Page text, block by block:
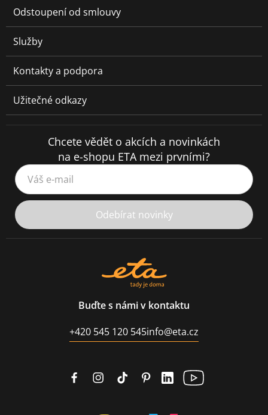
Odstoupení od smlouvy
Služby
Kontakty a podpora
Užitečné odkazy
Chcete vědět o akcích a novinkách
na e-shopu ETA mezi prvními?
Váš e-mail
Odebírat novinky
Buďte s námi v kontaktu
+420 545 120 545info@eta.cz